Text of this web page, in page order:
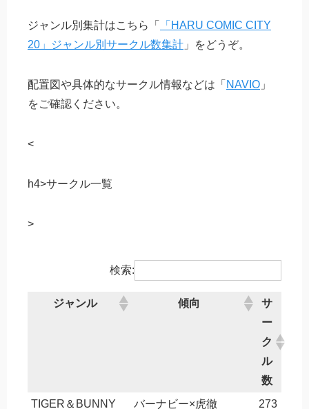
ジャンル別集計はこちら「
「HARU COMIC CITY
20」ジャンル別サークル数集計 」をどうぞ。
配置図や具体的なサークル情報などは「 NAVIO 」
をご確認ください。
<
h4>サークル一覧
>
検索:
ジャンル 傾向
サ
ー
ク
ル
数
TIGER＆BUNNY
バーナビー×虎徹
273